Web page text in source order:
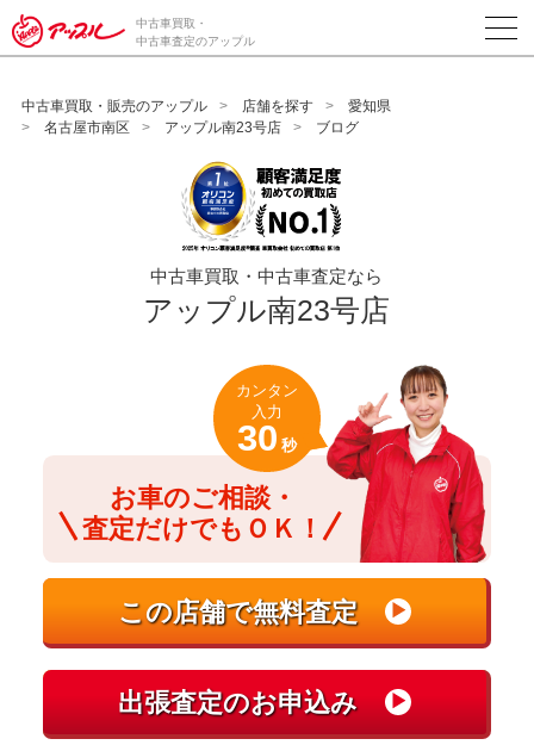
/*ABテスト_新規査定フォームの為のCVボタン*/
中古車買取・
中古車査定のアップル
中古車買取・販売のアップル 店舗を探す
愛知県
名古屋市南区
アップル南23号店 ブログ
中古車買取・中古車査定なら
アップル南23号店
お車のご相談・
査定だけでもＯＫ！
カンタン
入力
30 秒